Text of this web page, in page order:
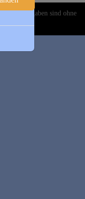
Alle Angaben sind ohne